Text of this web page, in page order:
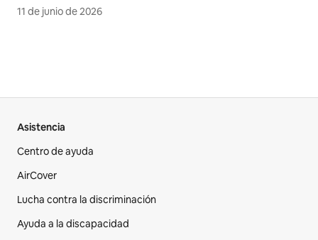
11 de junio de 2026
Asistencia
Centro de ayuda
AirCover
Lucha contra la discriminación
Ayuda a la discapacidad